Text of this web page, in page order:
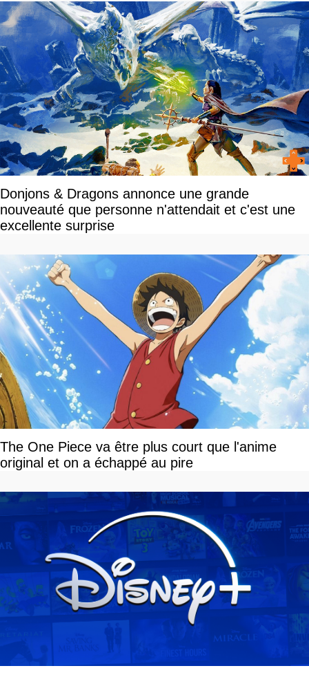
Donjons & Dragons annonce une grande
nouveauté que personne n'attendait et c'est une
excellente surprise
The One Piece va être plus court que l'anime
original et on a échappé au pire